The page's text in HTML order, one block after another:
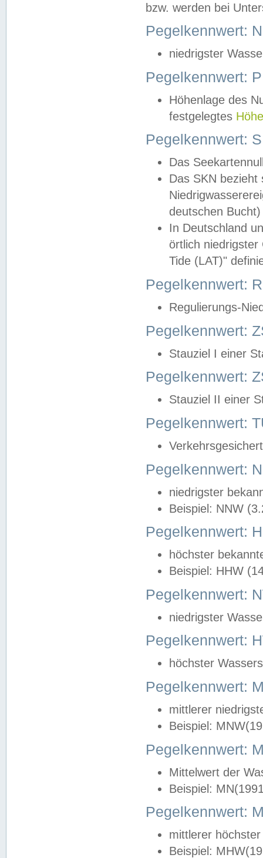
bzw. werden bei
Pegelkennwert:
niedrigster
Pegelkennwert:
Höhenlage des
festgelegtes
Pegelkennwert:
Das
Das SKN
deutschen
In Deutschland
örtlich
Tide (LAT)"
Pegelkennwert:
Regulierungs-
Pegelkennwert:
Stauziel I einer
Pegelkennwert:
Stauziel II einer
Pegelkennwert:
Pegelkennwert:
niedrigster
Beispiel: NNW
Pegelkennwert:
höchster
Beispiel: HHW
Pegelkennwert:
niedrigster
Pegelkennwert:
höchster
Pegelkennwert:
mittlerer
Beispiel:
Pegelkennwert:
Mittelwert der
Beispiel:
Pegelkennwert:
mittlerer
Beispiel: